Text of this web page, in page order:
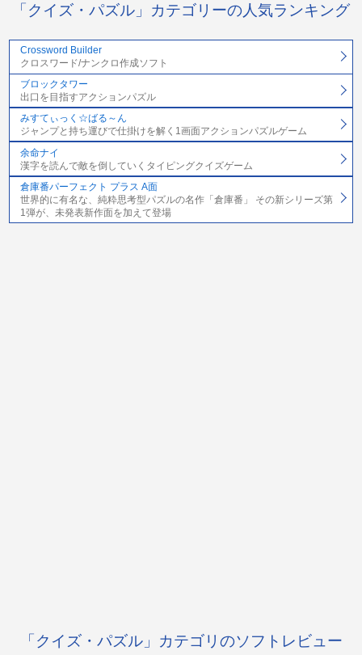
「クイズ・パズル」カテゴリーの人気ランキング
Crossword Builder
クロスワード/ナンクロ作成ソフト
ブロックタワー
出口を目指すアクションパズル
みすてぃっく☆ばる～ん
ジャンプと持ち運びで仕掛けを解く1画面アクションパズルゲーム
余命ナイ
漢字を読んで敵を倒していくタイピングクイズゲーム
倉庫番パーフェクト プラス A面
世界的に有名な、純粋思考型パズルの名作「倉庫番」 その新シリーズ第
1弾が、未発表新作面を加えて登場
「クイズ・パズル」カテゴリのソフトレビュー